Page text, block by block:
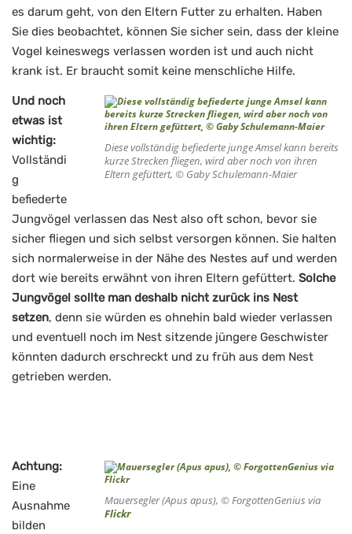
es darum geht, von den Eltern Futter zu erhalten. Haben
Sie dies beobachtet, können Sie sicher sein, dass der kleine
Vogel keineswegs verlassen worden ist und auch nicht
krank ist. Er braucht somit keine menschliche Hilfe.
Diese vollständig befiederte junge Amsel kann bereits
kurze Strecken fliegen, wird aber noch von ihren
Eltern gefüttert, © Gaby Schulemann-Maier
Und noch
etwas ist
wichtig:
Vollständi
g
befiederte
Jungvögel verlassen das Nest also oft schon, bevor sie
sicher fliegen und sich selbst versorgen können. Sie halten
sich normalerweise in der Nähe des Nestes auf und werden
dort wie bereits erwähnt von ihren Eltern gefüttert. Solche
Jungvögel sollte man deshalb nicht zurück ins Nest
setzen, denn sie würden es ohnehin bald wieder verlassen
und eventuell noch im Nest sitzende jüngere Geschwister
könnten dadurch erschreckt und zu früh aus dem Nest
getrieben werden.
Mauersegler (Apus apus), © ForgottenGenius via
Flickr
Achtung:
Eine
Ausnahme
bilden